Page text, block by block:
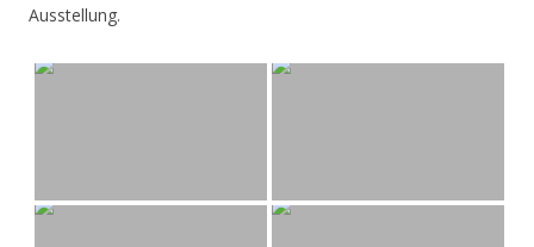
Ausstellung.